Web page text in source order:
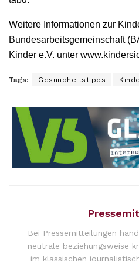
Weitere Informationen zur
Bundesarbeitsgemeinschaft
Kinder e.V. unter
Tags: Gesundheitstipps
Bei Pressemitteilungen
neutrale beziehungsweise
im klassischen